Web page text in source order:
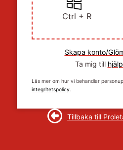
Ctrl + R
Skapa konto/
Ta mig till
Läs mer om hur vi behandlar
integritetspolicy.
Tillbaka till